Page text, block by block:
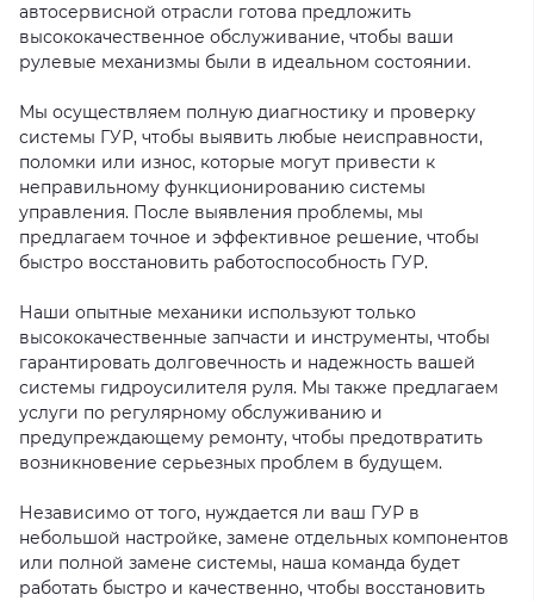
автосервисной отрасли готова предложить
высококачественное обслуживание, чтобы ваши
рулевые механизмы были в идеальном состоянии.
Мы осуществляем полную диагностику и проверку
системы ГУР, чтобы выявить любые неисправности,
поломки или износ, которые могут привести к
неправильному функционированию системы
управления. После выявления проблемы, мы
предлагаем точное и эффективное решение, чтобы
быстро восстановить работоспособность ГУР.
Наши опытные механики используют только
высококачественные запчасти и инструменты, чтобы
гарантировать долговечность и надежность вашей
системы гидроусилителя руля. Мы также предлагаем
услуги по регулярному обслуживанию и
предупреждающему ремонту, чтобы предотвратить
возникновение серьезных проблем в будущем.
Независимо от того, нуждается ли ваш ГУР в
небольшой настройке, замене отдельных компонентов
или полной замене системы, наша команда будет
работать быстро и качественно, чтобы восстановить